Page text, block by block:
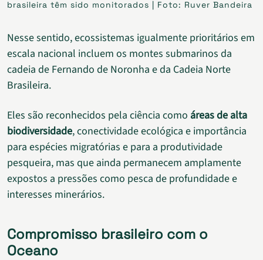
brasileira têm sido monitorados | Foto: Ruver Bandeira
Nesse sentido, ecossistemas igualmente prioritários em
escala nacional incluem os montes submarinos da
cadeia de Fernando de Noronha e da Cadeia Norte
Brasileira.
Eles são reconhecidos pela ciência como áreas de alta
biodiversidade, conectividade ecológica e importância
para espécies migratórias e para a produtividade
pesqueira, mas que ainda permanecem amplamente
expostos a pressões como pesca de profundidade e
interesses minerários.
Compromisso brasileiro com o
Oceano